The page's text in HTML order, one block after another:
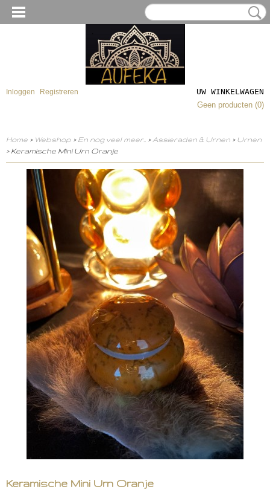
Inloggen Registreren
UW WINKELWAGEN
Geen producten (0)
Home > Webshop > En nog veel meer.. > Assieraden & Urnen > Urnen
> Keramische Mini Urn Oranje
Keramische Mini Urn Oranje